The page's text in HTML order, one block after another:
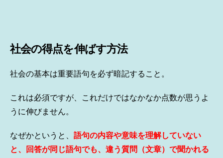
社会の得点を伸ばす方法
社会の基本は重要語句を必ず暗記すること。
これは必須ですが、これだけではなかなか点数が思うよ
うに伸びません。
なぜかというと、 語句の内容や意味を理解していない
と、回答が同じ語句でも、違う質問（文章）で聞かれる